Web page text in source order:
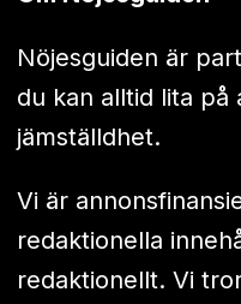
Nöjesguiden är
du kan alltid lita
jämställdhet.
Vi är
redaktionella
redaktionellt. Vi